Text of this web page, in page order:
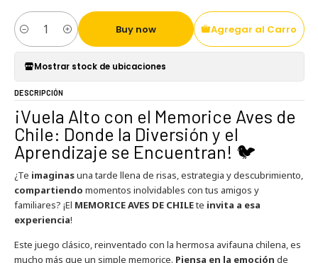
Cantidad Agregar al Carro
Buy now
Mostrar stock de ubicaciones
DESCRIPCIÓN
¡Vuela Alto con el Memorice Aves de
Chile: Donde la Diversión y el
Aprendizaje se Encuentran! 🐦
¿Te imaginasuna tarde llena de risas, estrategia y descubrimiento,
compartiendo momentos inolvidables con tus amigos y
familiares? ¡El MEMORICE AVES DE CHILEte invita a esa
experiencia!
Este juego clásico, reinventado con la hermosa avifauna chilena, es
mucho más que un simple memorice. Piensa en la emoción de